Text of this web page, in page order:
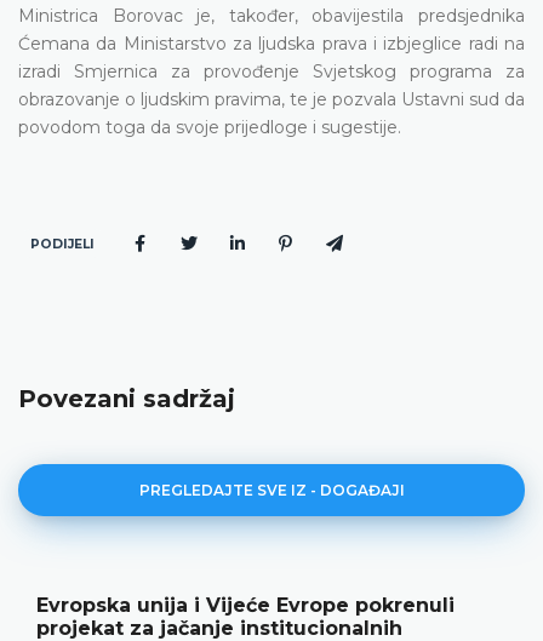
Ministrica Borovac je, također, obavijestila predsjednika
Ćemana da Ministarstvo za ljudska prava i izbjeglice radi na
izradi Smjernica za provođenje Svjetskog programa za
obrazovanje o ljudskim pravima, te je pozvala Ustavni sud da
povodom toga da svoje prijedloge i sugestije.
PODIJELI
Povezani sadržaj
PREGLEDAJTE SVE IZ - DOGAĐAJI
Ustavni sud BiH predstavio godišnje
rezultate rada i novu publikaciju